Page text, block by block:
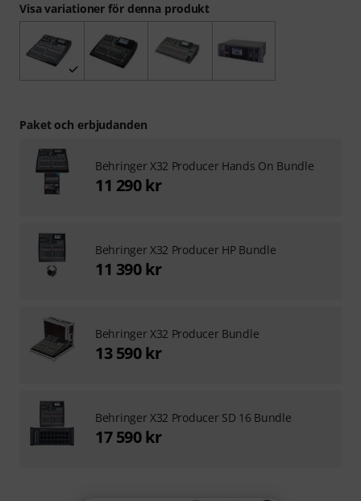
Visa variationer för denna produkt
Paket och erbjudanden
Behringer X32 Producer Hands On Bundle
11 290 kr
Behringer X32 Producer HP Bundle
11 390 kr
Behringer X32 Producer Bundle
13 590 kr
Behringer X32 Producer SD 16 Bundle
17 590 kr